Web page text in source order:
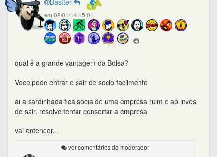
Bastter
em 02/01/14 15:01
qual é a grande vantagem da Bolsa?
Voce pode entrar e sair de socio facilmente
ai a sardinhada fica socia de uma empresa ruim e ao inves
de sair, resolve tentar consertar a empresa
vai entender...
ver comentários do moderador